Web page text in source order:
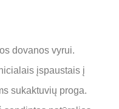
dovanos vyrui.
įspaustais į
sukaktuvių proga.